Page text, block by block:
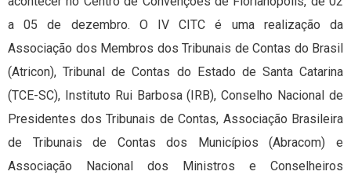
a 05 de dezembro. O IV CITC é uma realização da
Associação dos Membros dos Tribunais de Contas do Brasil
(Atricon), Tribunal de Contas do Estado de Santa Catarina
(TCE-SC), Instituto Rui Barbosa (IRB), Conselho Nacional de
Presidentes dos Tribunais de Contas, Associação Brasileira
de Tribunais de Contas dos Municípios (Abracom) e
Associação Nacional dos Ministros e Conselheiros